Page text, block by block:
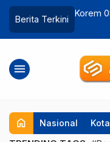
Berita Terkini
DSJ Tancap Gas
menu
home Nasional